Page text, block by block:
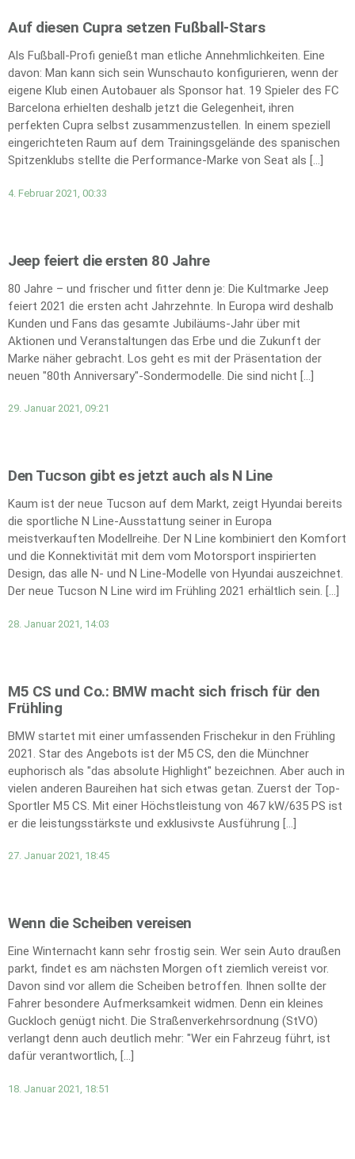
Auf diesen Cupra setzen Fußball-Stars
Als Fußball-Profi genießt man etliche Annehmlichkeiten. Eine
davon: Man kann sich sein Wunschauto konfigurieren, wenn der
eigene Klub einen Autobauer als Sponsor hat. 19 Spieler des FC
Barcelona erhielten deshalb jetzt die Gelegenheit, ihren
perfekten Cupra selbst zusammenzustellen. In einem speziell
eingerichteten Raum auf dem Trainingsgelände des spanischen
Spitzenklubs stellte die Performance-Marke von Seat als […]
4. Februar 2021, 00:33
Jeep feiert die ersten 80 Jahre
80 Jahre – und frischer und fitter denn je: Die Kultmarke Jeep
feiert 2021 die ersten acht Jahrzehnte. In Europa wird deshalb
Kunden und Fans das gesamte Jubiläums-Jahr über mit
Aktionen und Veranstaltungen das Erbe und die Zukunft der
Marke näher gebracht. Los geht es mit der Präsentation der
neuen "80th Anniversary"-Sondermodelle. Die sind nicht […]
29. Januar 2021, 09:21
Den Tucson gibt es jetzt auch als N Line
Kaum ist der neue Tucson auf dem Markt, zeigt Hyundai bereits
die sportliche N Line-Ausstattung seiner in Europa
meistverkauften Modellreihe. Der N Line kombiniert den Komfort
und die Konnektivität mit dem vom Motorsport inspirierten
Design, das alle N- und N Line-Modelle von Hyundai auszeichnet.
Der neue Tucson N Line wird im Frühling 2021 erhältlich sein. […]
28. Januar 2021, 14:03
M5 CS und Co.: BMW macht sich frisch für den
Frühling
BMW startet mit einer umfassenden Frischekur in den Frühling
2021. Star des Angebots ist der M5 CS, den die Münchner
euphorisch als "das absolute Highlight" bezeichnen. Aber auch in
vielen anderen Baureihen hat sich etwas getan. Zuerst der Top-
Sportler M5 CS. Mit einer Höchstleistung von 467 kW/635 PS ist
er die leistungsstärkste und exklusivste Ausführung […]
27. Januar 2021, 18:45
Wenn die Scheiben vereisen
Eine Winternacht kann sehr frostig sein. Wer sein Auto draußen
parkt, findet es am nächsten Morgen oft ziemlich vereist vor.
Davon sind vor allem die Scheiben betroffen. Ihnen sollte der
Fahrer besondere Aufmerksamkeit widmen. Denn ein kleines
Guckloch genügt nicht. Die Straßenverkehrsordnung (StVO)
verlangt denn auch deutlich mehr: "Wer ein Fahrzeug führt, ist
dafür verantwortlich, […]
18. Januar 2021, 18:51